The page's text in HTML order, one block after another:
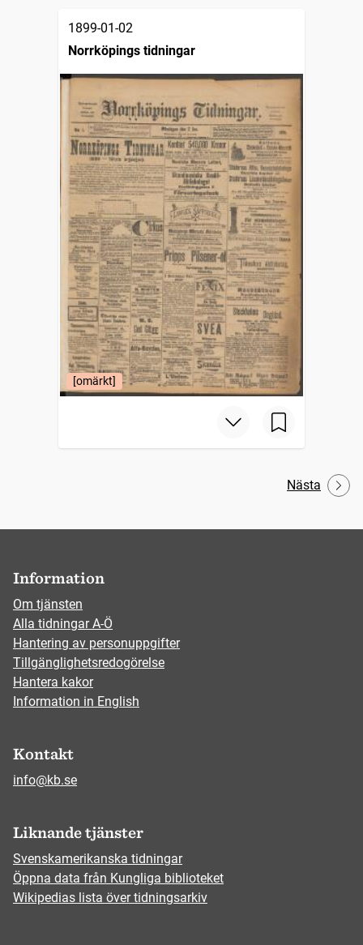
1899-01-02
Norrköpings tidningar
[omärkt]
Nästa
Information
Om tjänsten
Alla tidningar A-Ö
Hantering av personuppgifter
Tillgänglighetsredogörelse
Hantera kakor
Information in English
Kontakt
info@kb.se
Liknande tjänster
Svenskamerikanska tidningar
Öppna data från Kungliga biblioteket
Wikipedias lista över tidningsarkiv